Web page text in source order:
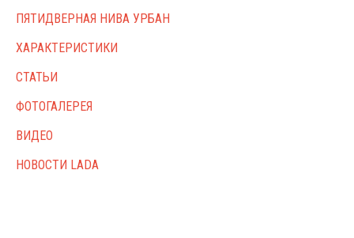
ПЯТИДВЕРНАЯ НИВА УРБАН
ХАРАКТЕРИСТИКИ
СТАТЬИ
ФОТОГАЛЕРЕЯ
ВИДЕО
НОВОСТИ LADA